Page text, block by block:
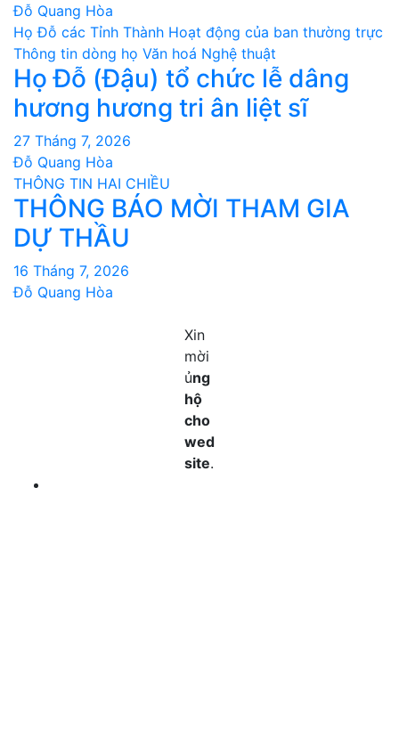
Đỗ Quang Hòa
Họ Đỗ các Tỉnh Thành Hoạt động của ban thường trực
Thông tin dòng họ Văn hoá Nghệ thuật
Họ Đỗ (Đậu) tổ chức lễ dâng
hương hương tri ân liệt sĩ
27 Tháng 7, 2026
Đỗ Quang Hòa
THÔNG TIN HAI CHIỀU
THÔNG BÁO MỜI THAM GIA
DỰ THẦU
16 Tháng 7, 2026
Đỗ Quang Hòa
Xin
mời
ủng
hộ
cho
wed
site.